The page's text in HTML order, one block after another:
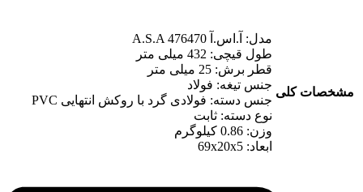
مشخصات کلی
مدل: آ.اس.آ A.S.A 476470
طول قیچی: 432 میلی متر
قطر برش: 25 میلی متر
جنس تیغه: فولاد
جنس دسته: فولادی گرد با روکش انتهایی PVC
نوع دسته: ثابت
وزن: 0.86 کیلوگرم
ابعاد: 69x20x5